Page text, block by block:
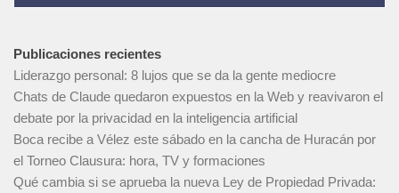
Publicaciones recientes
Liderazgo personal: 8 lujos que se da la gente mediocre
Chats de Claude quedaron expuestos en la Web y reavivaron el
debate por la privacidad en la inteligencia artificial
Boca recibe a Vélez este sábado en la cancha de Huracán por
el Torneo Clausura: hora, TV y formaciones
Qué cambia si se aprueba la nueva Ley de Propiedad Privada: